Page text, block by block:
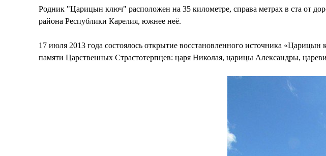
Родник "Царицын ключ" расположен на 35 километре, справа метрах в ста от
района Республики Карелия, южнее неё.
17 июля 2013 года состоялось открытие восстановленного источника
памяти Царственных Страстотерпцев: царя Николая, царицы Александры,